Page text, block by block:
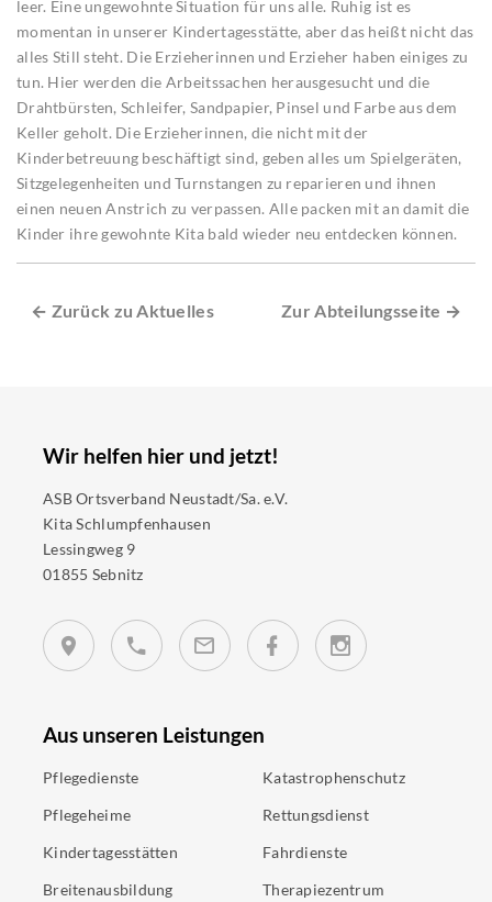
leer. Eine ungewohnte Situation für uns alle. Ruhig ist es
momentan in unserer Kindertagesstätte, aber das heißt nicht das
alles Still steht. Die Erzieherinnen und Erzieher haben einiges zu
tun. Hier werden die Arbeitssachen herausgesucht und die
Drahtbürsten, Schleifer, Sandpapier, Pinsel und Farbe aus dem
Keller geholt. Die Erzieherinnen, die nicht mit der
Kinderbetreuung beschäftigt sind, geben alles um Spielgeräten,
Sitzgelegenheiten und Turnstangen zu reparieren und ihnen
einen neuen Anstrich zu verpassen. Alle packen mit an damit die
Kinder ihre gewohnte Kita bald wieder neu entdecken können.
← Zurück zu Aktuelles Zur Abteilungsseite →
Wir helfen hier und jetzt!
ASB Ortsverband Neustadt/Sa. e.V.
Kita Schlumpfenhausen
Lessingweg 9
01855 Sebnitz
Aus unseren Leistungen
Pflegedienste
Pflegeheime
Kindertagesstätten
Breitenausbildung
Katastrophenschutz
Rettungsdienst
Fahrdienste
Therapiezentrum